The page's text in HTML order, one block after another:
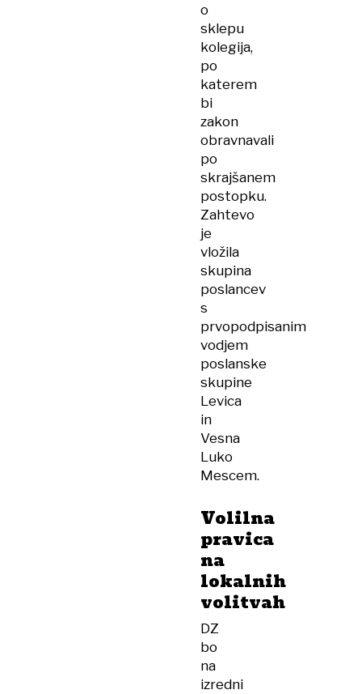
o
sklepu
kolegija,
po
katerem
bi
zakon
obravnavali
po
skrajšanem
postopku.
Zahtevo
je
vložila
skupina
poslancev
s
prvopodpisanim
vodjem
poslanske
skupine
Levica
in
Vesna
Luko
Mescem.
Volilna
pravica
na
lokalnih
volitvah
DZ
bo
na
izredni